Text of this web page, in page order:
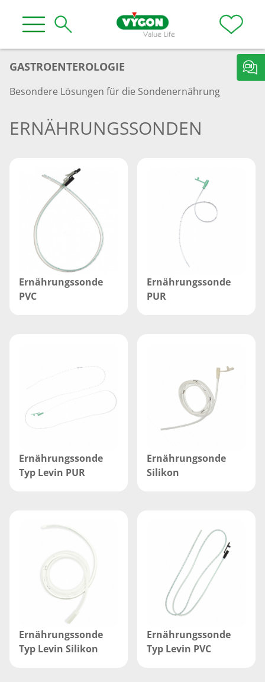
GASTROENTEROLOGIE
Besondere Lösungen für die Sondenernährung
ERNÄHRUNGSSONDEN
Ernährungssonde
PVC
Ernährungssonde
PUR
Ernährungssonde
Typ Levin PUR
Ernährungsonde
Silikon
Ernährungssonde
Typ Levin Silikon
Ernährungssonde
Typ Levin PVC